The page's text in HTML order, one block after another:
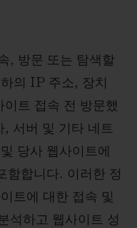
, 방문 또는 탐색할
의 IP 주소, 장치
트 접속 전 방문했
, 서버 및 기타 네트
당사 웹사이트에
함합니다. 이러한 정
트에 대한 접속 및
석하고 웹사이트 성